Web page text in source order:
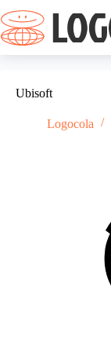
过
内
容
Ubisoft
Logocola